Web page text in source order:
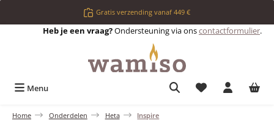
Ga naar de hoofdinhoudGratis verzending vanaf 449 €
Heb je een vraag?Ondersteuning via onscontactformulier.
Menu Je hebt 0 items
Home Onderdelen Heta Inspire